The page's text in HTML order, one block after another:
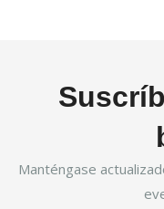
Manténgase